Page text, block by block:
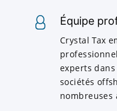
Équipe
Crystal Tax
experts
sociétés
nombreuses